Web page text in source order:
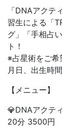
「DNAアクテ
習生による「
グ」「手相占
ト！
※占星術をご
月日、出生時
【メニュー】
💎DNAアクテ
20分 3500円